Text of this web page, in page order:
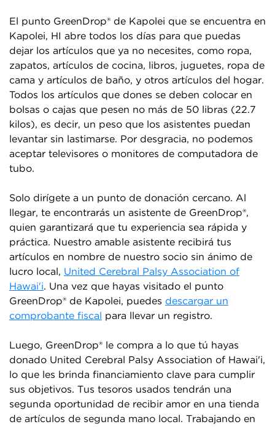
El punto GreenDrop® de Kapolei que se encuentra en
Kapolei, HI abre todos los días para que puedas
dejar los artículos que ya no necesites, como ropa,
zapatos, artículos de cocina, libros, juguetes, ropa de
cama y artículos de baño, y otros artículos del hogar.
Todos los artículos que dones se deben colocar en
bolsas o cajas que pesen no más de 50 libras (22.7
kilos), es decir, un peso que los asistentes puedan
levantar sin lastimarse. Por desgracia, no podemos
aceptar televisores o monitores de computadora de
tubo.
Solo dirígete a un punto de donación cercano. Al
llegar, te encontrarás un asistente de GreenDrop®,
quien garantizará que tu experiencia sea rápida y
práctica. Nuestro amable asistente recibirá tus
artículos en nombre de nuestro socio sin ánimo de
lucro local, United Cerebral Palsy Association of
Hawai'i. Una vez que hayas visitado el punto
GreenDrop® de Kapolei, puedes descargar un
comprobante fiscal para llevar un registro.
Luego, GreenDrop® le compra a lo que tú hayas
donado United Cerebral Palsy Association of Hawai'i,
lo que les brinda financiamiento clave para cumplir
sus objetivos. Tus tesoros usados tendrán una
segunda oportunidad de recibir amor en una tienda
de artículos de segunda mano local. Trabajando en